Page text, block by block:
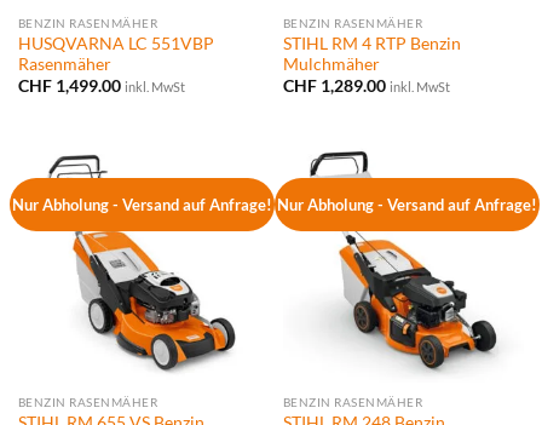
BENZIN RASENMÄHER
HUSQVARNA LC 551VBP
Rasenmäher
CHF1,499.00 inkl. MwSt
BENZIN RASENMÄHER
STIHL RM 4 RTP Benzin
Mulchmäher
CHF1,289.00 inkl. MwSt
Nur Abholung - Versand auf Anfrage!
BENZIN RASENMÄHER
Nur Abholung - Versand auf Anfrage!
BENZIN RASENMÄHER